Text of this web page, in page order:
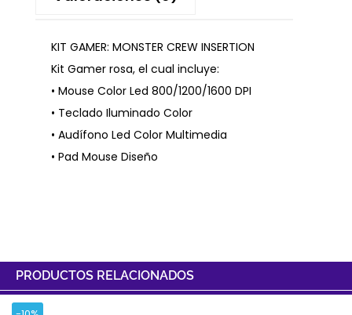
KIT GAMER: MONSTER CREW INSERTION
Kit Gamer rosa, el cual incluye:
• Mouse Color Led 800/1200/1600 DPI
• Teclado Iluminado Color
• Audífono Led Color Multimedia
• Pad Mouse Diseño
PRODUCTOS RELACIONADOS